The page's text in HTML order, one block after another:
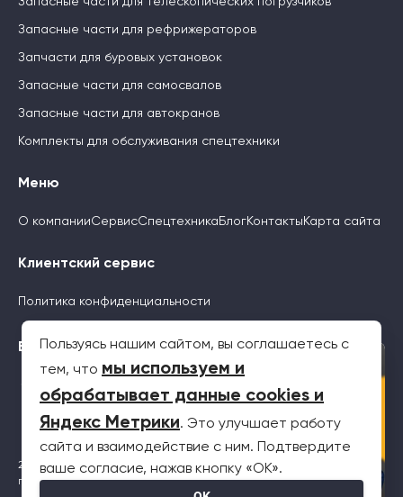
Запасные части для рефрижераторов
Запчасти для буровых установок
Запасные части для самосвалов
Запасные части для автокранов
Комплекты для обслуживания спецтехники
Меню
О компанииСервисСпецтехника БлогКонтакты Карта сайта
Клиентский сервис
Политика конфиденциальности
Будьте с нами
2026 © Все права защищены. Информация на сайте не является
публичной офертой
Пользуясь нашим сайтом, вы соглашаетесь с
тем, что мы используем и
обрабатывает данные cookies и
Яндекс Метрики. Это улучшает работу
сайта и взаимодействие с ним. Подтвердите
ваше согласие, нажав кнопку «OK».